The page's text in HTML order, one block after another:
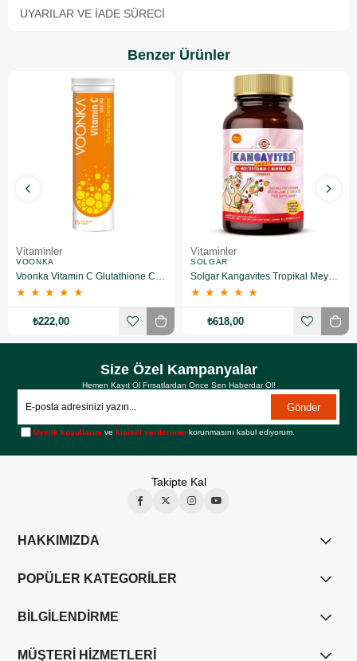
UYARILAR VE İADE SÜRECI
Benzer Ürünler
Vitaminler
VOONKA
Voonka Vitamin C Glutathione Complex Efervesan 15 Tablet
★ ★ ★ ★ ★
₺222,00
Vitaminler
SOLGAR
Solgar Kangavites Tropikal Meyve Aromalı 60 Tablet
★ ★ ★ ★ ★
₺618,00
Size Özel Kampanyalar
Hemen Kayıt Ol Fırsatlardan Önce Sen Haberdar Ol!
Gönder
Üyelik koşullarını vekişisel verilerimin korunmasını kabul ediyorum.
Takipte Kal
HAKKIMIZDA
POPÜLER KATEGORİLER
BİLGİLENDİRME
MÜŞTERİ HİZMETLERİ